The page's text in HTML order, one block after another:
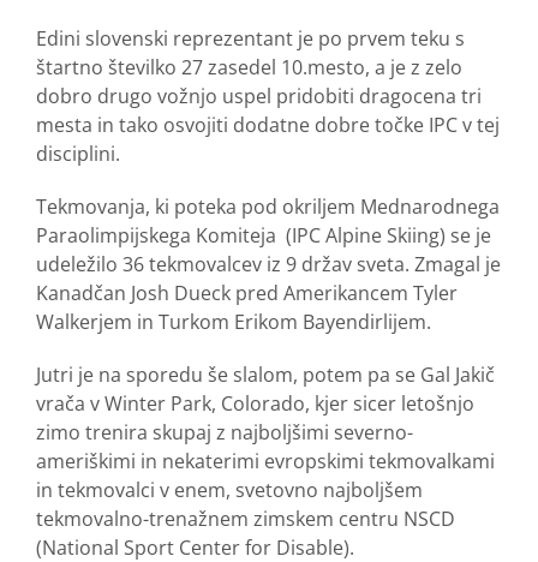
Edini slovenski reprezentant je po prvem teku s
štartno številko 27 zasedel 10.mesto, a je z zelo
dobro drugo vožnjo uspel pridobiti dragocena tri
mesta in tako osvojiti dodatne dobre točke IPC v tej
disciplini.
Tekmovanja, ki poteka pod okriljem Mednarodnega
Paraolimpijskega Komiteja (IPC Alpine Skiing) se je
udeležilo 36 tekmovalcev iz 9 držav sveta. Zmagal je
Kanadčan Josh Dueck pred Amerikancem Tyler
Walkerjem in Turkom Erikom Bayendirlijem.
Jutri je na sporedu še slalom, potem pa se Gal Jakič
vrača v Winter Park, Colorado, kjer sicer letošnjo
zimo trenira skupaj z najboljšimi severno-
ameriškimi in nekaterimi evropskimi tekmovalkami
in tekmovalci v enem, svetovno najboljšem
tekmovalno-trenažnem zimskem centru NSCD
(National Sport Center for Disable).